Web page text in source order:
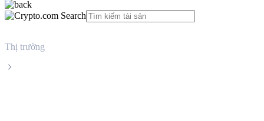
Thị trường